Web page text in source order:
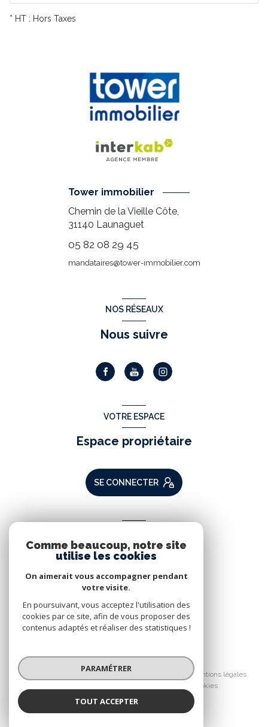
* HT : Hors Taxes
Tower immobilier
Chemin de la Vieille Côte,
31140 Launaguet
05 82 08 29 45
mandataires@tower-immobilier.com
NOS RÉSEAUX
Nous suivre
VOTRE ESPACE
Espace propriétaire
SE CONNECTER
Nous adhérons
© 2026 | Tous droits réservés
Nos partenaires
Nos honoraires
Mentions légales
Cookies
Comme beaucoup, notre site
utilise les cookies
On aimerait vous accompagner pendant
votre visite.
En poursuivant, vous acceptez l'utilisation des
cookies par ce site, afin de vous proposer des
contenus adaptés et réaliser des statistiques !
PARAMÉTRER
TOUT ACCEPTER